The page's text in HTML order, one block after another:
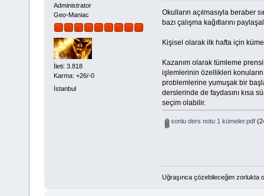
Administrator
Geo-Maniac
İleti: 3.818
Karma: +26/-0
İstanbul
Okulların açılmasıyla beraber
bazı çalışma kağıtlarını
Kişisel olarak ilk hafta için
Kazanım olarak tümleme
işlemlerinin özellikleri
problemlerine yumuşak bir
derslerinde de faydasını kısa
seçim olabilir.
sonlu ders notu 1 kümeler.pdf
Uğraşınca çözebileceğim zorlukta